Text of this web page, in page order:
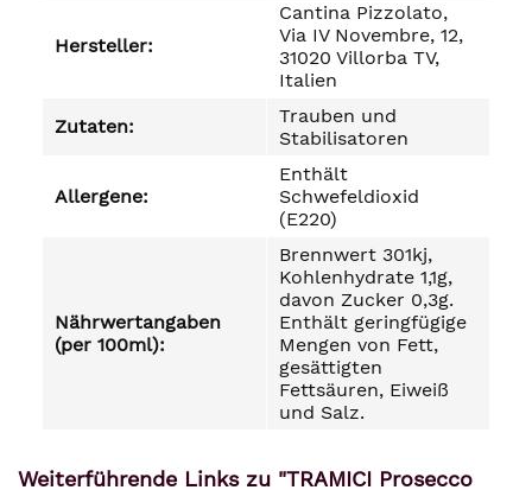
Hersteller:
Cantina Pizzolato,
Via IV Novembre, 12,
31020 Villorba TV,
Italien
Zutaten:
Trauben und
Stabilisatoren
Allergene:
Enthält
Schwefeldioxid
(E220)
Nährwertangaben
(per 100ml):
Brennwert 301kj,
Kohlenhydrate 1,1g,
davon Zucker 0,3g.
Enthält geringfügige
Mengen von Fett,
gesättigten
Fettsäuren, Eiweiß
und Salz.
Weiterführende Links zu "TRAMICI Prosecco